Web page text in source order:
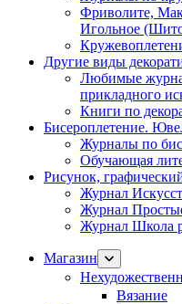
Фриволите,
Игольное
Другие виды
Любимые
прикладного
Книги по
Бисероплетение.
Журналы по
Обучающая
Рисунок,
Журнал
Журнал
Журнал Школа
Магазин
Вязание